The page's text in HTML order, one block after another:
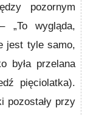
pozornym
„To wygląda,
jest tyle samo,
była przelana
pięciolatka).
pozostały przy